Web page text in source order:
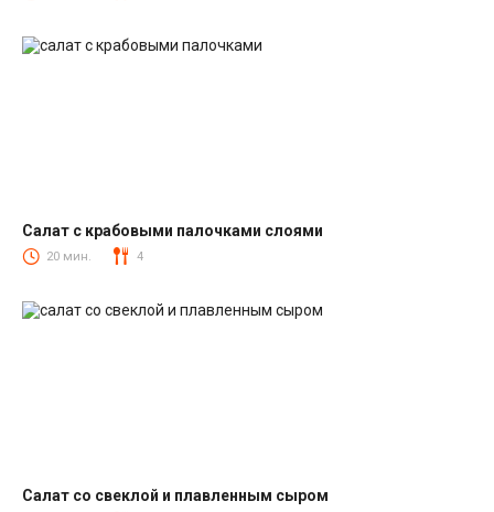
Салаты с крабовыми палочками
Салат с крабовыми палочками слоями
20 мин. 4
Салат со свеклой и плавленным сыром